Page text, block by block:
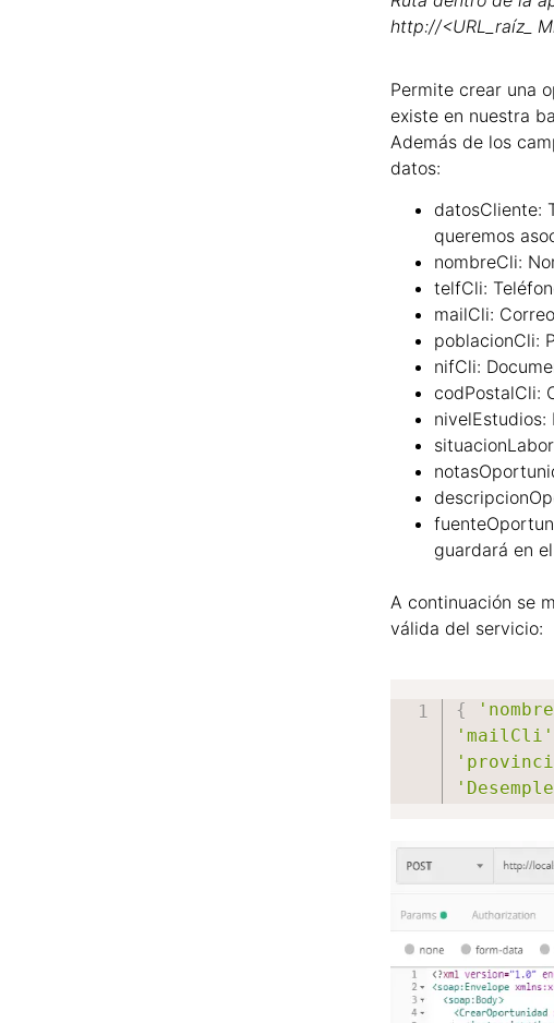
http://<URL_raíz_
Permite crear una
existe en nuestra
Además de los
datos:
datosCliente:
queremos
nombreCli:
telfCli:
mailCli:
poblacionCli:
nifCli:
codPostalCli:
nivelEstudios:
guardará en
A continuación se
válida del servicio:
{
'mailCli'